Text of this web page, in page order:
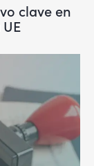
clave en